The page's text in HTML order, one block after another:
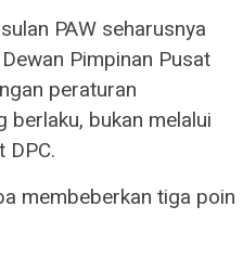
PAW seharusnya
Pimpinan Pusat
peraturan
berlaku, bukan melalui
DPC.
membeberkan tiga poin